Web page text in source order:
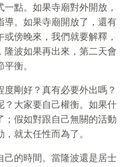
點。如果寺廟對外開放，
導。如果寺廟開放了，還有
傍晚來，我們就要解釋，
隆波如果再出來，第二天會
衡。
剛好？真有必要外出嗎？
？大家要自己權衡。如果什
；假如對跟自己無關的活動
就太任性而為了。
己的時間。當隆波還是居士